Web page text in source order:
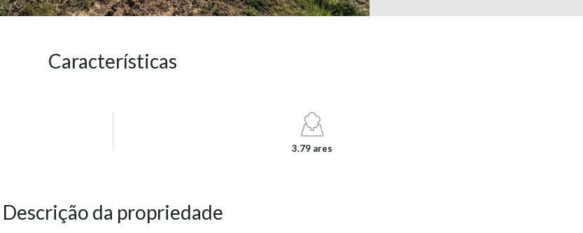
Características
3.79 ares
Descrição da propriedade